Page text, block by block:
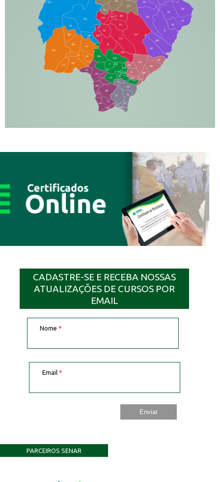
AQ
MI
AN
SG
BA
CA
PA
PB
SE
TL
AG
BR
SR
BT
AR
RP
RO
JG
CG
SI
NA
TA
NH
JT
RB
MA
IT
DR
DO
CP
JU
NV
IQ
EL
BD
BO
NI
JD
PO
BV
CC
PP
AJ
LC
AM
AB
JP
DB
TE
CS
PR
TA
SQ
IG
MN
IN
NO
BP
RN
CN
GL
AN
IV
FS
VC
GD
DE
AT
LA
CADASTRE-SE E RECEBA NOSSAS
ATUALIZAÇÕES DE CURSOS POR
EMAIL
Nome *
Email *
PARCEIROS SENAR